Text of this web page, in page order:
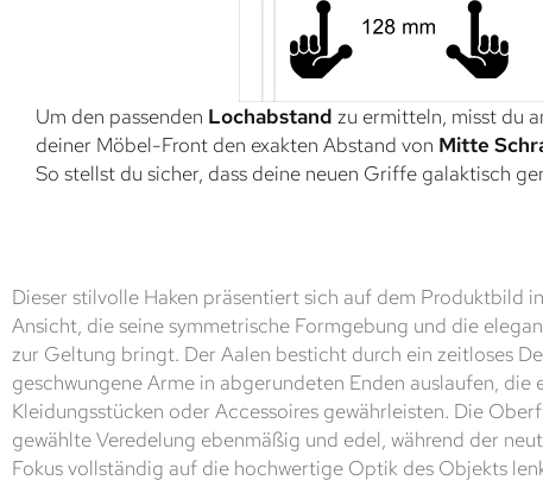
Um den passenden Lochabstand zu ermitteln, misst du
deiner Möbel-Front den exakten Abstand von Mitte
So stellst du sicher, dass deine neuen Griffe galaktisch
Dieser stilvolle Haken präsentiert sich auf dem Produktbild
Ansicht, die seine symmetrische Formgebung und die
zur Geltung bringt. Der Aalen besticht durch ein zeitloses
geschwungene Arme in abgerundeten Enden auslaufen, die
Kleidungsstücken oder Accessoires gewährleisten. Die
gewählte Veredelung ebenmäßig und edel, während der
Fokus vollständig auf die hochwertige Optik des Objekts